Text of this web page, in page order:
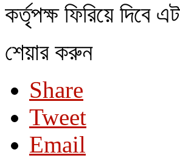
কর্তৃপক্ষ ফিরিয়ে দিবে
শেয়ার করুন
Share
Tweet
Email